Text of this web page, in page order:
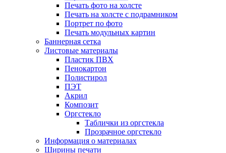
Печать фото на холсте
Печать на холсте с подрамником
Портрет по фото
Печать модульных картин
Баннерная сетка
Листовые материалы
Пластик ПВХ
Пенокартон
Полистирол
ПЭТ
Акрил
Композит
Оргстекло
Таблички из оргстекла
Прозрачное оргстекло
Информация о материалах
Ширины печати